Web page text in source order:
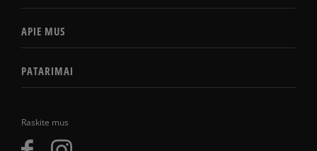
Raskite mus
APIE MUS
PATARIMAI